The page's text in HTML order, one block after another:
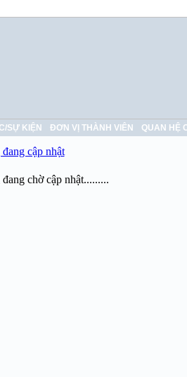
SỰ KIỆN ĐƠN VỊ THÀNH VIÊN QUAN HỆ
cập nhật
chờ cập nhật.........